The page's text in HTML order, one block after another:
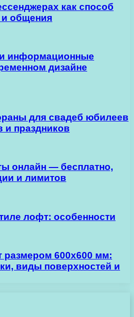
как способ
общения
информационные
дизайне
для свадеб юбилеев
и праздников
онлайн — бесплатно,
и лимитов
лофт: особенности
размером 600х600 мм:
виды поверхностей и